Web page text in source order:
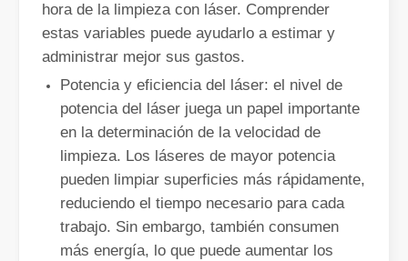
Cómo elegir su compañero de trabajo: máquina de corte por láser
El corte de metal por láser es un método de precisión que se
hora de la limpieza con láser. Comprender
estas variables puede ayudarlo a estimar y
administrar mejor sus gastos.
Potencia y eficiencia del láser: el nivel de
potencia del láser juega un papel importante
en la determinación de la velocidad de
limpieza. Los láseres de mayor potencia
pueden limpiar superficies más rápidamente,
reduciendo el tiempo necesario para cada
trabajo. Sin embargo, también consumen
más energía, lo que puede aumentar los